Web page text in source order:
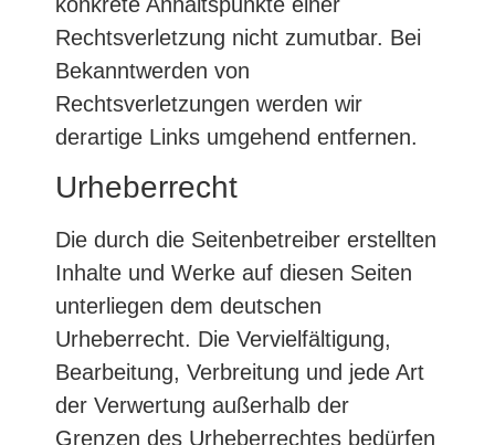
Rechtsverletzung nicht zumutbar. Bei
Bekanntwerden von
Rechtsverletzungen werden wir
derartige Links umgehend entfernen.
Urheberrecht
Die durch die Seitenbetreiber erstellten
Inhalte und Werke auf diesen Seiten
unterliegen dem deutschen
Urheberrecht. Die Vervielfältigung,
Bearbeitung, Verbreitung und jede Art
der Verwertung außerhalb der
Grenzen des Urheberrechtes bedürfen